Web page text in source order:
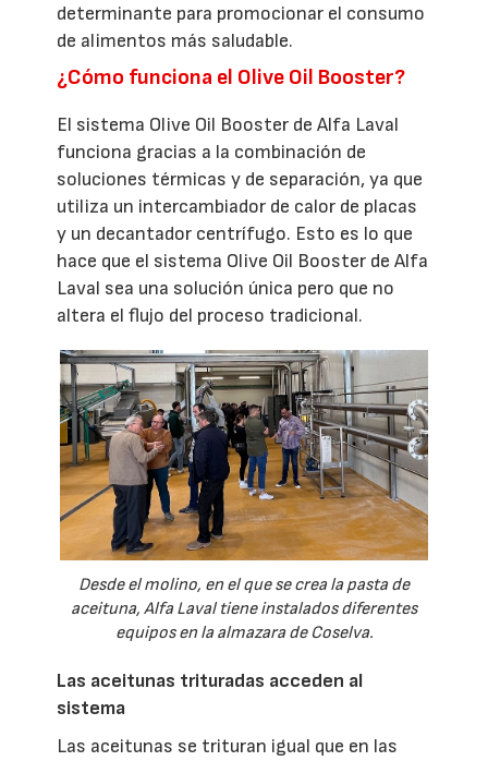
determinante para promocionar el consumo
de alimentos más saludable.
¿Cómo funciona el Olive Oil Booster?
El sistema Olive Oil Booster de Alfa Laval
funciona gracias a la combinación de
soluciones térmicas y de separación, ya que
utiliza un intercambiador de calor de placas
y un decantador centrífugo. Esto es lo que
hace que el sistema Olive Oil Booster de Alfa
Laval sea una solución única pero que no
altera el flujo del proceso tradicional.
Desde el molino, en el que se crea la pasta de
aceituna, Alfa Laval tiene instalados diferentes
equipos en la almazara de Coselva.
Las aceitunas trituradas acceden al
sistema
Las aceitunas se trituran igual que en las